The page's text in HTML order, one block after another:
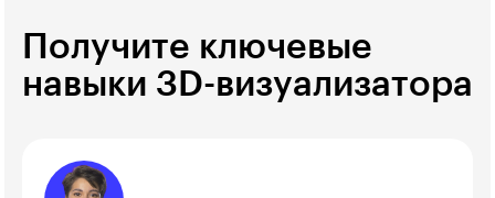
Получите ключевые
навыки 3D-визуализатора